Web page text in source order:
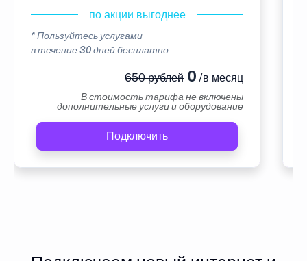
по акции выгоднее
* Пользуйтесь услугами
в течение 30 дней бесплатно
650 рублей0 /в месяц
В стоимость тарифа не включены
дополнительные услуги и оборудование
Подключить